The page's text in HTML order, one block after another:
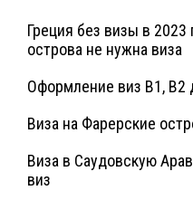
Греция без визы в 2023
острова не нужна виза
Оформление виз B1,
Виза на Фарерские
Виза в Саудовскую
виз